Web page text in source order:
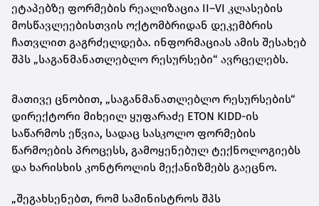
ეტაპებზე ფორმების რეალიზაცია II–VI კლასების
მოსწავლეებისთვის ოქტომბრიდან დეკემბრის
ჩათვლით გაგრძელდება. ინფორმაციას ამის შესახებ
შპს „საგანმანათლებლო რესურსები“ ავრცელებს.
მათივე ცნობით, „საგანმანათლებლო რესურსების“
დირექტორი მიხეილ ყუფარაძე ETON KIDD-ის
საწარმოს ეწვია, სადაც სასკოლო ფორმების
წარმოების პროცესს, გამოყენებულ ტექნოლოგიებს
და ხარისხის კონტროლის მექანიზმებს გაეცნო.
„შეგახსენებთ, რომ სამინისტროს შპს